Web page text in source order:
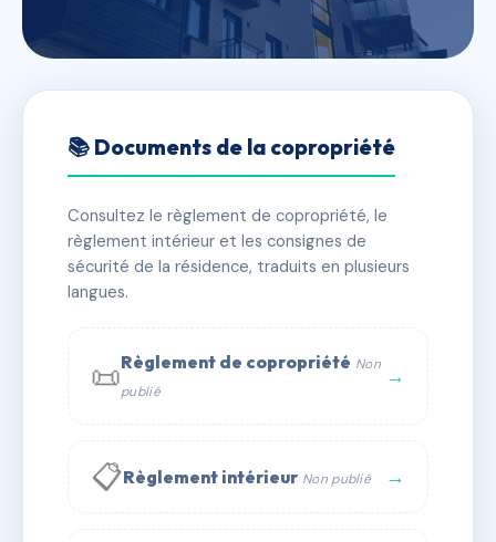
VIA NOVA
⚠ IMMATRICULEE_RATTACHEMENT_EXPIRE
🏠 108 lots
🏗 4 bâtiment(s)
📞 Contacter Syndic Digital 💬 WhatsApp
✉ Email
📚 Documents de la copropriété
Consultez le règlement de copropriété, le
règlement intérieur et les consignes de
sécurité de la résidence, traduits en plusieurs
langues.
📜Règlement de copropriété Non
publié
→
📋Règlement intérieur Non publié →